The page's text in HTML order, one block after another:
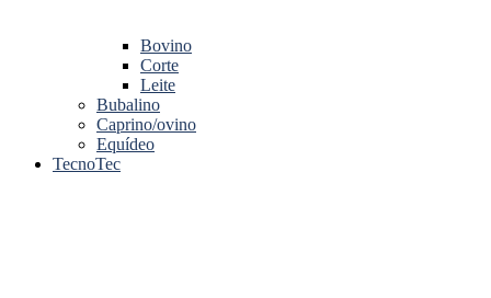
Bovino
Corte
Leite
Bubalino
Caprino/ovino
Equídeo
TecnoTec